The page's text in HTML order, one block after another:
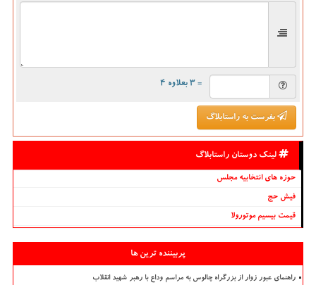
= ۳ بعلاوه ۴
بفرست به راستابلاگ
لینک دوستان راستابلاگ
حوزه های انتخابیه مجلس
فیش حج
قیمت بیسیم موتورولا
پربیننده ترین ها
راهنمای عبور زوار از بزرگراه چالوس به مراسم وداع با رهبر شهید انقلاب